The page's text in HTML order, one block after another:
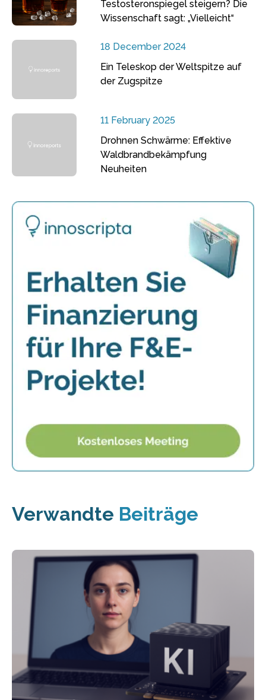
Testosteronspiegel steigern? Die
Wissenschaft sagt: „Vielleicht“
18 December 2024
Ein Teleskop der Weltspitze auf
der Zugspitze
11 February 2025
Drohnen Schwärme: Effektive
Waldbrandbekämpfung
Neuheiten
Verwandte Beiträge